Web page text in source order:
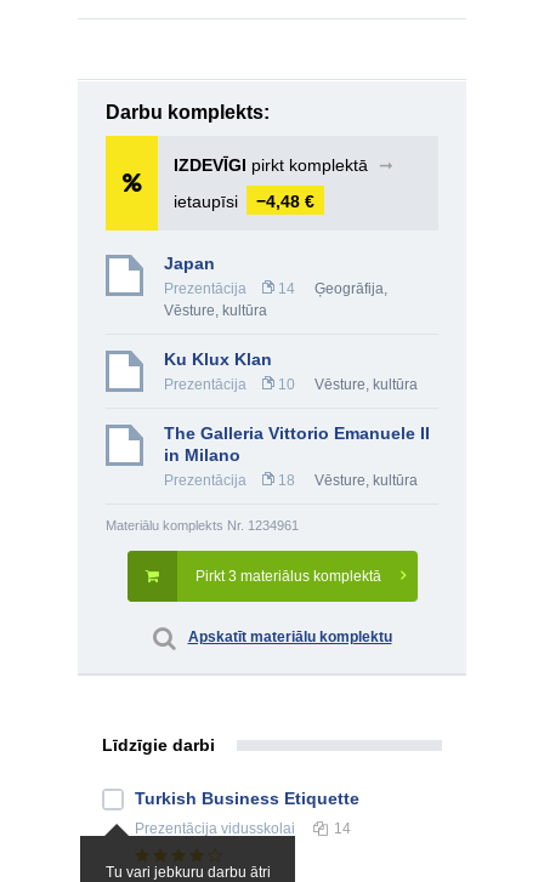
Darbu komplekts:
IZDEVĪGI pirkt komplektā
➞
ietaupīsi
−4,48 €
Japan
Prezentācija 14 Ģeogrāfija,
Vēsture, kultūra
Ku Klux Klan
Prezentācija 10 Vēsture, kultūra
The Galleria Vittorio Emanuele II
in Milano
Prezentācija 18 Vēsture, kultūra
Materiālu komplekts Nr. 1234961
Pirkt 3 materiālus komplektā
Apskatīt materiālu komplektu
Līdzīgie darbi
Tu vari jebkuru darbu ātri
Turkish Business Etiquette
Prezentācija vidusskolai 14